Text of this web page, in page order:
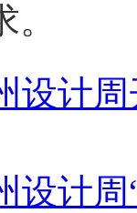
设计
设计